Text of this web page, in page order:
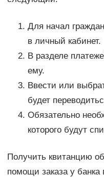
Для начал
в личный кабинет.
В разделе
ему.
Ввести или
будет
Обязательно
которого будут
Получить квитанцию
помощи заказа у